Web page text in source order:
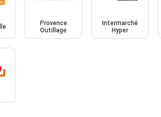
Provence
Outillage
Intermarché
Hyper